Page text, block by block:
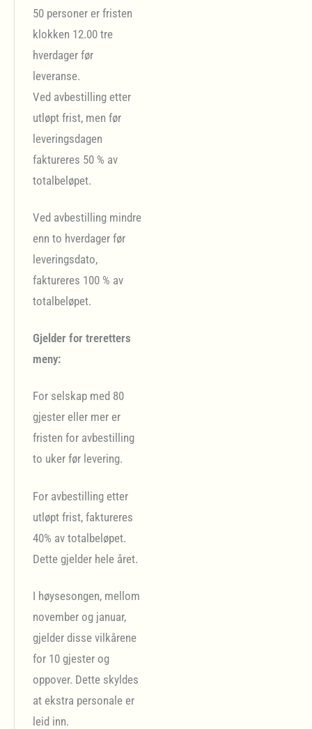
50 personer er fristen
klokken 12.00 tre
hverdager før
leveranse.
Ved avbestilling etter
utløpt frist, men før
leveringsdagen
faktureres 50 % av
totalbeløpet.
Ved avbestilling mindre
enn to hverdager før
leveringsdato,
faktureres 100 % av
totalbeløpet.
Gjelder for treretters
meny:
For selskap med 80
gjester eller mer er
fristen for avbestilling
to uker før levering.
For avbestilling etter
utløpt frist, faktureres
40% av totalbeløpet.
Dette gjelder hele året.
I høysesongen, mellom
november og januar,
gjelder disse vilkårene
for 10 gjester og
oppover. Dette skyldes
at ekstra personale er
leid inn.